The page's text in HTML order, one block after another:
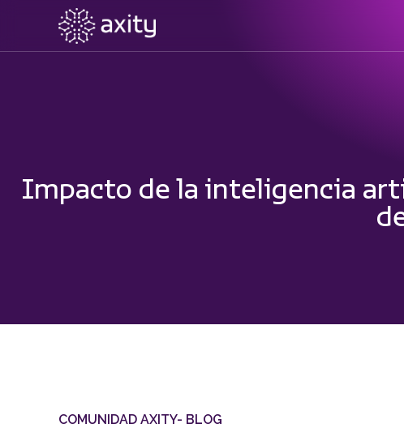
Impacto de la inteligencia
COMUNIDAD AXITY- BLOG